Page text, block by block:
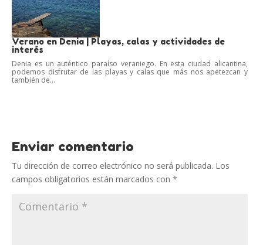
Verano en Denia | Playas, calas y actividades de
interés
Denia es un auténtico paraíso veraniego. En esta ciudad alicantina,
podemos disfrutar de las playas y calas que más nos apetezcan y
también de...
Enviar comentario
Tu dirección de correo electrónico no será publicada. Los
campos obligatorios están marcados con *